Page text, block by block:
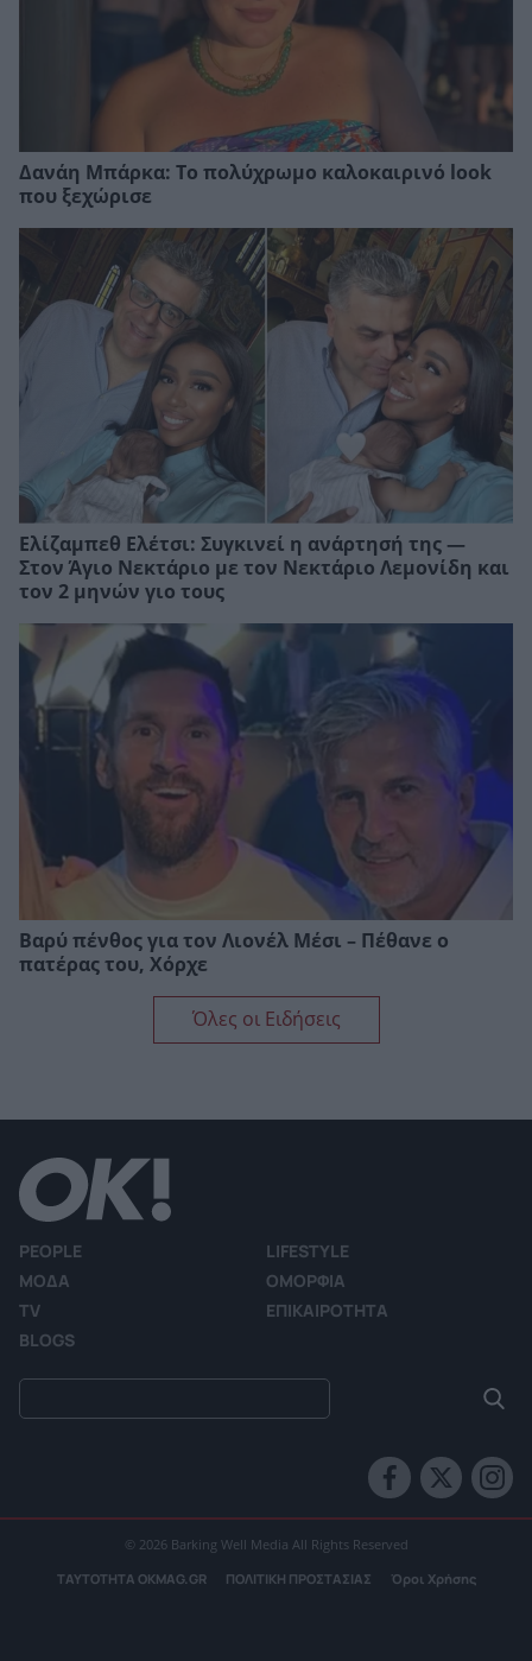
Δανάη Μπάρκα: Το πολύχρωμο καλοκαιρινό look
που ξεχώρισε
Ελίζαμπεθ Ελέτσι: Συγκινεί η ανάρτησή της —
Στον Άγιο Νεκτάριο με τον Νεκτάριο Λεμονίδη και
τον 2 μηνών γιο τους
Βαρύ πένθος για τον Λιονέλ Μέσι – Πέθανε ο
πατέρας του, Χόρχε
Όλες οι Ειδήσεις
PEOPLE
LIFESTYLE
ΜΟΔΑ
ΟΜΟΡΦΙΑ
TV
ΕΠΙΚΑΙΡΟΤΗΤΑ
BLOGS
© 2026 Barking Well Media All Rights Reserved
ΤΑΥΤΟΤΗΤΑ OKMAG.GR ΠΟΛΙΤΙΚΗ ΠΡΟΣΤΑΣΙΑΣ Όροι Χρήσης